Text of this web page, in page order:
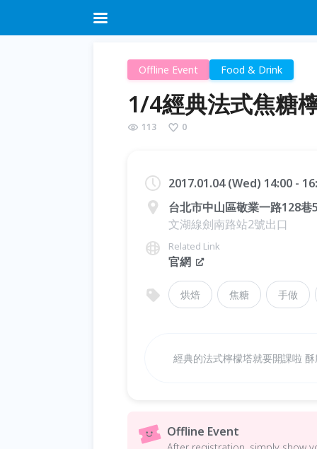
Offline Event Food & Drink
1/4經典法式焦糖
113 0
2017.01.04 (Wed) 14:00 -
台北市中山區敬業一路128巷
文湖線劍南路站2號出口
Related Link
官網
烘焙 焦糖 手做
經典的法式檸檬塔就要開課啦
Offline Event